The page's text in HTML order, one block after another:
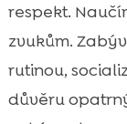
Soužití
majitelem
respekt.
zvukům.
rutinou,
důvěru